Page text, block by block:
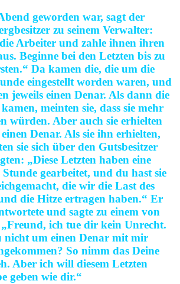
geworden war, sagt der
zu seinem Verwalter:
Arbeiter und zahle ihnen ihren
Beginne bei den Letzten bis zu
Da kamen die, die um die
eingestellt worden waren, und
jeweils einen Denar. Als dann die
meinten sie, dass sie mehr
würden. Aber auch sie erhielten
Denar. Als sie ihn erhielten,
sie sich über den Gutsbesitzer
„Diese Letzten haben eine
Stunde gearbeitet, und du hast sie
die wir die Last des
die Hitze ertragen haben.“ Er
und sagte zu einem von
ich tue dir kein Unrecht.
nicht um einen Denar mit mir
So nimm das Deine
Aber ich will diesem Letzten
geben wie dir.“